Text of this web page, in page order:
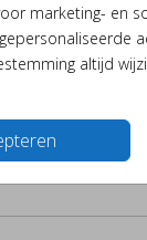
marketing- en
altijd